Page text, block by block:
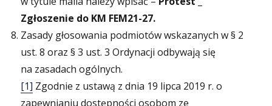
Zgłoszenie do KM FEM21-27.
Zasady głosowania podmiotów wskazanych w § 2
ust. 8 oraz § 3 ust. 3 Ordynacji odbywają się
na zasadach ogólnych.
[1] Zgodnie z ustawą z dnia 19 lipca 2019 r. o
zapewnianiu dostępności osobom ze